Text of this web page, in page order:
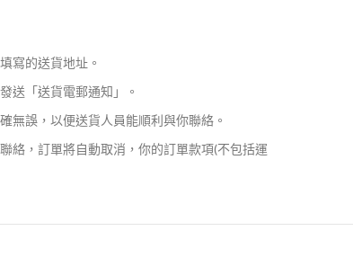
寫的送貨地址。
送「送貨電郵通知」。
無誤，以便送貨人員能順利與你聯絡。
絡，訂單將自動取消，你的訂單款項(不包括運